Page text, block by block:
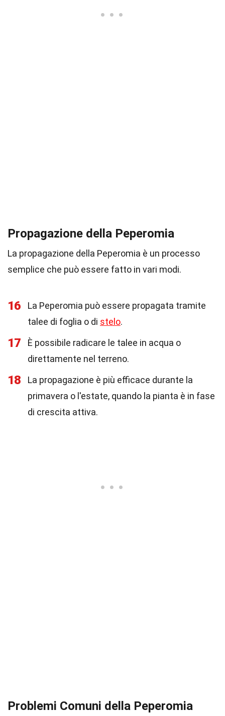
Propagazione della Peperomia
La propagazione della Peperomia è un processo
semplice che può essere fatto in vari modi.
16
La Peperomia può essere propagata tramite
talee di foglia o di stelo.
17
È possibile radicare le talee in acqua o
direttamente nel terreno.
18
La propagazione è più efficace durante la
primavera o l'estate, quando la pianta è in fase
di crescita attiva.
Problemi Comuni della Peperomia